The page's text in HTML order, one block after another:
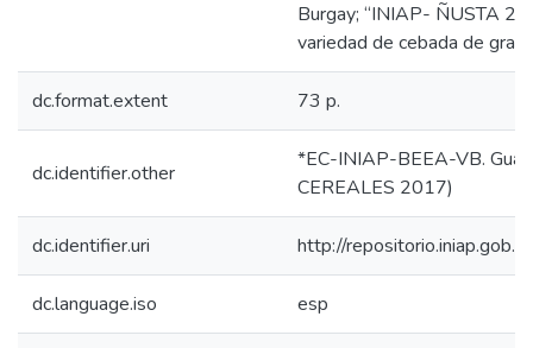
Burgay; “INIAP- ÑUSTA
variedad de cebada de
dc.format.extent 73 p.
dc.identifier.other
*EC-INIAP-BEEA-VB.
CEREALES 2017)
dc.identifier.uri http://
dc.language.iso esp